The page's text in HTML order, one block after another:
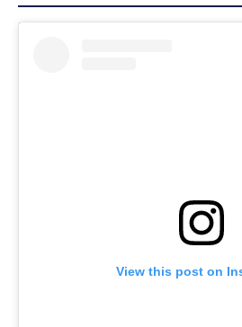
View this post on